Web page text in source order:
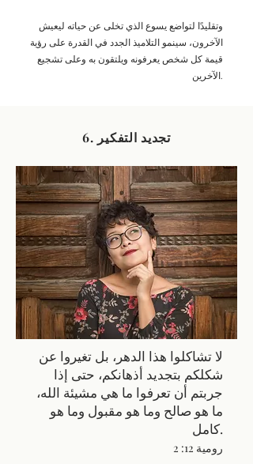
وتقليدًا لتواضع يسوع الذي تخلى عن حياته ليعيش
الآخرون، سينمو التلاميذ الجدد في القدرة على رؤية
قيمة كل شخص يعرفونه ويلتقون به وعلى تشجيع
الآخرين.
6. تجديد التفكير
لا تشاكلوا هذا الدهر، بل تغيروا عن
شكلكم بتجديد أذهانكم، حتى إذا
جربتم أن تعرفوا ما هي مشيئة الله،
ما هو صالح وما هو مقبول وما هو
كامل.
رومية 12: 2